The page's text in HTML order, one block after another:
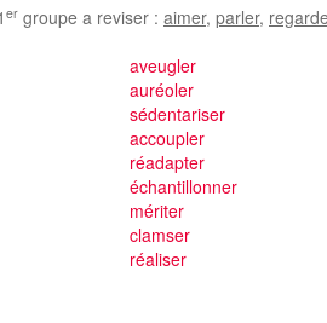
er groupe a reviser : aimer, parler,
aveugler
auréoler
sédentariser
accoupler
réadapter
échantillonner
mériter
clamser
réaliser